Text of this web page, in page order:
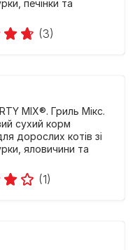
печінки та
(3)
MIX®. Гриль Мікс.
сухий корм
дорослих котів зі
яловичини та
(1)